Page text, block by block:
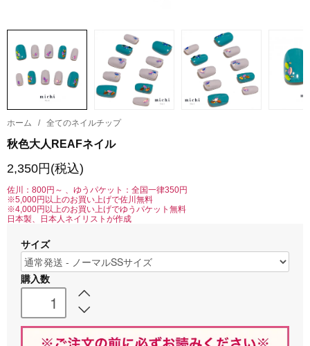
ホーム / 全てのネイルチップ
秋色大人REAFネイル
2,350円(税込)
佐川：800円～ 、ゆうパケット：全国一律350円
※5,000円以上のお買い上げで佐川無料
※4,000円以上のお買い上げでゆうパケット無料
日本製、日本人ネイリストが作成
サイズ
購入数